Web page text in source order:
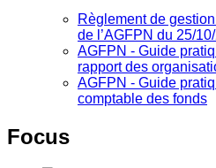
Règlement de
de l’AGFPN du 25/
AGFPN ‐ Guide
rapport des
AGFPN ‐ Guide
comptable des fonds
Focus